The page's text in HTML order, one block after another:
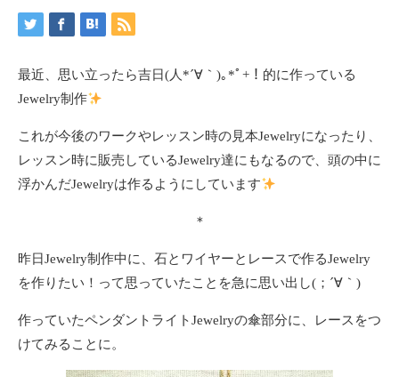
最近、思い立ったら吉日(⁠人⁠*⁠´⁠∀⁠｀⁠)⁠｡⁠*ﾟ⁠+！的に作っている
Jewelry制作
これが今後のワークやレッスン時の見本Jewelryになったり、
レッスン時に販売しているJewelry達にもなるので、頭の中に
浮かんだJewelryは作るようにしています
＊
昨日Jewelry制作中に、石とワイヤーとレースで作るJewelry
を作りたい！って思っていたことを急に思い出し(；´∀｀)
作っていたペンダントライトJewelryの傘部分に、レースをつ
けてみることに。